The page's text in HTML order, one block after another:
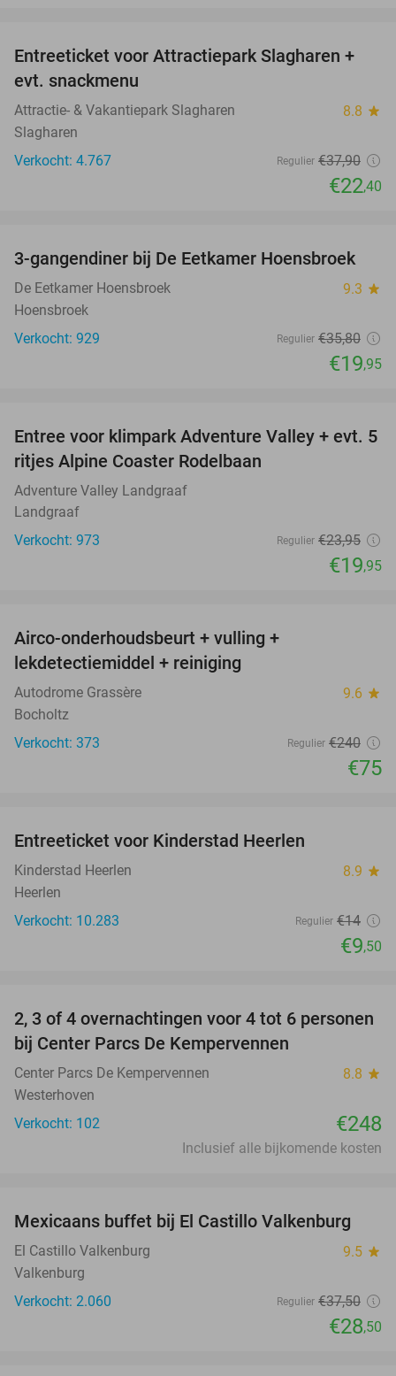
41%
Entreeticket voor Attractiepark Slagharen +
evt. snackmenu
Attractie- & Vakantiepark Slagharen 8.8 star
Slagharen
Verkocht: 4.767
Regulier €37,90
€22,40
44%
3-gangendiner bij De Eetkamer Hoensbroek
De Eetkamer Hoensbroek 9.3 star
Hoensbroek
Verkocht: 929
Regulier €35,80
€19,95
17%
Entree voor klimpark Adventure Valley + evt. 5
ritjes Alpine Coaster Rodelbaan
Adventure Valley Landgraaf
Landgraaf
Verkocht: 973
Regulier €23,95
€19,95
Airco-onderhoudsbeurt + vulling +
lekdetectiemiddel + reiniging
Autodrome Grassère 9.6 star
Bocholtz
Verkocht: 373
Regulier €240
€75
Entreeticket voor Kinderstad Heerlen
Kinderstad Heerlen 8.9 star
Heerlen
Verkocht: 10.283
Regulier €14
€9,50
2, 3 of 4 overnachtingen voor 4 tot 6 personen
bij Center Parcs De Kempervennen
Center Parcs De Kempervennen 8.8 star
Westerhoven
Verkocht: 102
€248
Inclusief alle bijkomende kosten
24%
Mexicaans buffet bij El Castillo Valkenburg
El Castillo Valkenburg 9.5 star
Valkenburg
Verkocht: 2.060
Regulier €37,50
€28,50